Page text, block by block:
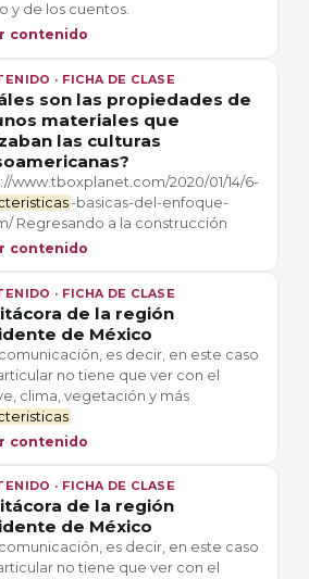
y de los cuentos.
contenido
· FICHA DE CLASE
son las propiedades de
materiales que
las culturas
www.tboxplanet.com/2020/01/14/6-
-basicas-del-enfoque-
Regresando a la construcción
contenido
· FICHA DE CLASE
de la región
de México
es decir, en este caso
no tiene que ver con el
clima, vegetación y más
contenido
· FICHA DE CLASE
de la región
de México
es decir, en este caso
no tiene que ver con el